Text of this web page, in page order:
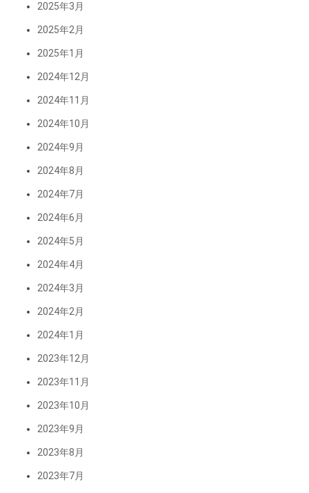
2025年3月
2025年2月
2025年1月
2024年12月
2024年11月
2024年10月
2024年9月
2024年8月
2024年7月
2024年6月
2024年5月
2024年4月
2024年3月
2024年2月
2024年1月
2023年12月
2023年11月
2023年10月
2023年9月
2023年8月
2023年7月